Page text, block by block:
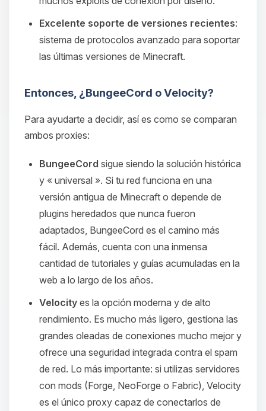
Excelente soporte de versiones recientes:
sistema de protocolos avanzado para soportar
las últimas versiones de Minecraft.
Entonces, ¿BungeeCord o Velocity?
Para ayudarte a decidir, así es como se comparan
ambos proxies:
BungeeCord sigue siendo la solución histórica
y « universal ». Si tu red funciona en una
versión antigua de Minecraft o depende de
plugins heredados que nunca fueron
adaptados, BungeeCord es el camino más
fácil. Además, cuenta con una inmensa
cantidad de tutoriales y guías acumuladas en la
web a lo largo de los años.
Velocity es la opción moderna y de alto
rendimiento. Es mucho más ligero, gestiona las
grandes oleadas de conexiones mucho mejor y
ofrece una seguridad integrada contra el spam
de red. Lo más importante: si utilizas servidores
con mods (Forge, NeoForge o Fabric), Velocity
es el único proxy capaz de conectarlos de